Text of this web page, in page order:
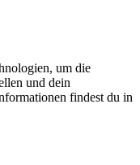
um die
und dein
findest du in